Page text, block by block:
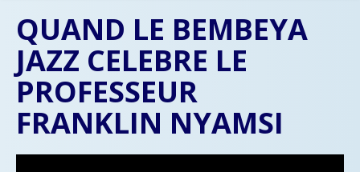
QUAND LE BEMBEYA
JAZZ CELEBRE LE
PROFESSEUR
FRANKLIN NYAMSI